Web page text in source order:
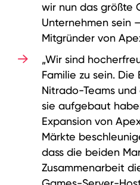
wir nun das größte
Unternehmen sein
Mitgründer von
„Wir sind
Familie zu sein. Die
Nitrado-Teams
sie aufgebaut
Expansion von
Märkte
dass die beiden
Zusammenarbeit